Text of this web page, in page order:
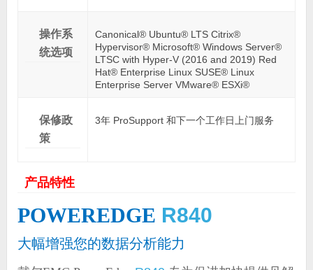
操作系
统选项
Canonical® Ubuntu® LTS Citrix®
Hypervisor® Microsoft® Windows Server®
LTSC with Hyper-V (2016 and 2019) Red
Hat® Enterprise Linux SUSE® Linux
Enterprise Server VMware® ESXi®
保修政
策
3年 ProSupport 和下一个工作日上门服务
产品特性
POWEREDGE R840
大幅增强您的数据分析能力